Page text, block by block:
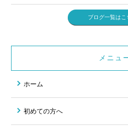
ブログ一覧はこ
メニュ
ホーム
初めての方へ